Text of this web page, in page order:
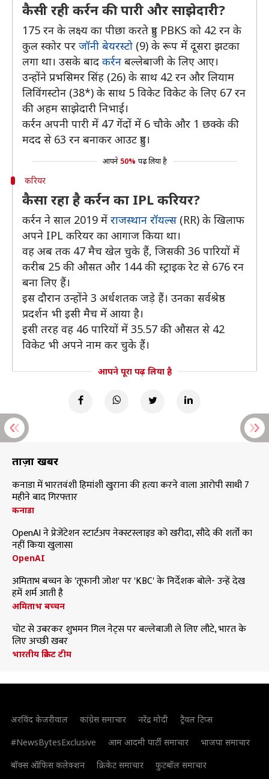
कैसी रही कर्रन की पारी और साझेदारी?
175 रन के लक्ष्य का पीछा करते हुए PBKS को 42 रन के
कुल स्कोर पर जॉनी बेयरस्टो (9) के रूप में दूसरा झटका
लगा था। उसके बाद कर्रन बल्लेबाजी के लिए आए।
उन्होंने प्रभसिमर सिंह (26) के साथ 42 रन और लियाम
लिविंगस्टोन (38*) के साथ 5 विकेट विकेट के लिए 67 रन
की अहम साझेदारी निभाई।
कर्रन अपनी पारी में 47 गेंदों में 6 चाैके और 1 छक्के की
मदद से 63 रन बनाकर आउट हुए।
आपने 50% पढ़ लिया है
करियर
कैसा रहा है कर्रन का IPL करियर?
कर्रन ने साल 2019 में राजस्थान रॉयल्स(RR) के खिलाफ
अपने IPL करियर का आगाज किया था।
वह अब तक 47 मैच खेल चुके हैं, जिसकी 36 पारियों में
करीब 25 की औसत और 144 की स्ट्राइक रेट से 676 रन
बना लिए हैं।
इस दौरान उन्होंने 3 अर्धशतक जड़े हैं। उनका सर्वश्रेष्ठ
प्रदर्शन भी इसी मैच में आया है।
इसी तरह वह 46 पारियों में 35.57 की औसत से 42
विकेट भी अपने नाम कर चुके हैं।
आपने पूरा पढ़ लिया है
ताज़ा खबरें
कनाडा में भारतवंशी हिमांशी खुराना की हत्या करने वाला आरोपी साथी 7
महीने बाद गिरफ्तार
कनाडा
OpenAI ने प्रेजेंटेशन स्टार्टअप नेक्स्टस्लाइड को खरीदा, सौदे की शर्तों का
नहीं किया खुलासा
OpenAI
अमिताभ बच्चन के 'तूफानी जोश' पर 'KBC' के निर्देशक बोले- उन्हें देख
हमें शर्म आती है
अमिताभ बच्चन
चोट से उबरकर शुभमन गिल नेट्स पर बल्लेबाजी ले लिए लौटे, भारत के
लिए अच्छी खबर
भारतीय क्रिकेट टीम
अरविंद केजरीवाल कांग्रेस समाचार नरेंद्र मोदी
ट्रैवल टिप्स
#NewsBytesExclusive
आम आदमी पार्टी समाचार
भाजपा समाचार
बॉक्स ऑफिस कलेक्शन
क्रिकेट समाचार फुटबॉल समाचार